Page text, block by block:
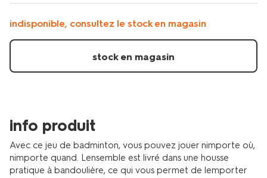
de-
badminton-
avec-
volants-
indisponible, consultez le stock en magasin
stock en magasin
info produit
Avec ce jeu de badminton, vous pouvez jouer nimporte où,
nimporte quand. Lensemble est livré dans une housse
pratique à bandoulière, ce qui vous permet de lemporter